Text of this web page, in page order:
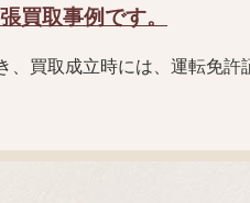
買取事例です。
、買取成立時には、運転免